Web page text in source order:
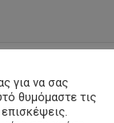
για να σας
θυμόμαστε τις